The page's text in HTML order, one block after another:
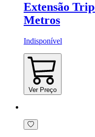
Extensão
Metros
Indisponível
Ver Preço